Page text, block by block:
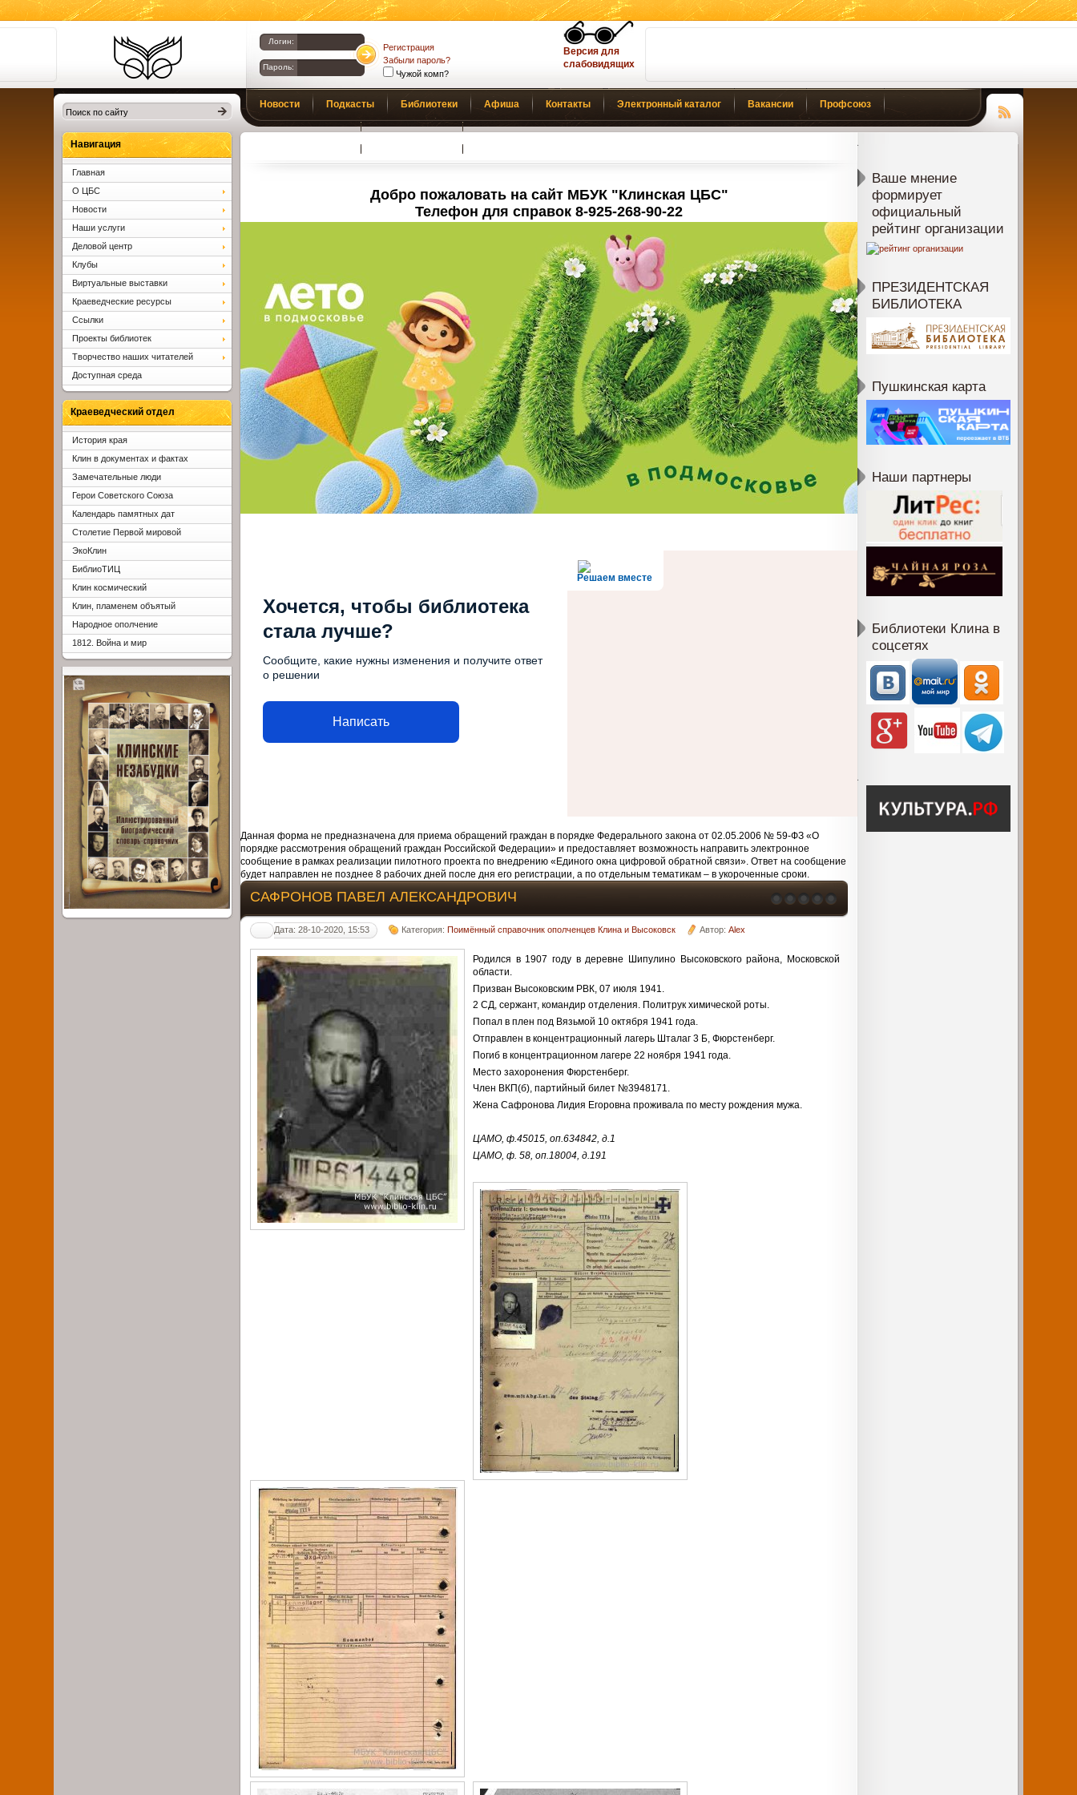
Библиотеки
Клина. Клинская
ЦБС.
Логин:
Пароль:
Регистрация
Забыли пароль?
Чужой комп?
Версия для
слабовидящих
Новости Подкасты Библиотеки Афиша Контакты Электронный каталог Вакансии Профсоюз
Чтение
Добро пожаловать на сайт МБУК "Клинская ЦБС"
Телефон для справок 8-925-268-90-22
Решаем вместе
Хочется, чтобы библиотека
стала лучше?
Сообщите, какие нужны изменения и получите ответ
о решении
Написать
Данная форма не предназначена для приема обращений граждан в порядке Федерального закона от 02.05.2006 № 59-ФЗ «О
порядке рассмотрения обращений граждан Российской Федерации» и предоставляет возможность направить электронное
сообщение в рамках реализации пилотного проекта по внедрению «Единого окна цифровой обратной связи». Ответ на сообщение
будет направлен не позднее 8 рабочих дней после дня его регистрации, а по отдельным тематикам – в укороченные сроки.
САФРОНОВ ПАВЕЛ АЛЕКСАНДРОВИЧ
Дата: 28-10-2020, 15:53 Категория:Поимённый справочник ополченцев Клина и Высоковск Автор:Alex
Родился в 1907 году в деревне Шипулино Высоковского района, Московской
области.
Призван Высоковским РВК, 07 июля 1941.
2 СД, сержант, командир отделения. Политрук химической роты.
Попал в плен под Вязьмой 10 октября 1941 года.
Отправлен в концентрационный лагерь Шталаг 3 Б, Фюрстенберг.
Погиб в концентрационном лагере 22 ноября 1941 года.
Место захоронения Фюрстенберг.
Член ВКП(б), партийный билет №3948171.
Жена Сафронова Лидия Егоровна проживала по месту рождения мужа.
ЦАМО, ф.45015, оп.634842, д.1
ЦАМО, ф. 58, оп.18004, д.191
Ваше мнение
формирует
официальный
рейтинг организации
ПРЕЗИДЕНТСКАЯ
БИБЛИОТЕКА
Пушкинская карта
Наши партнеры
Библиотеки Клина в
соцсетях
Навигация
Главная
О ЦБС
Новости
Наши услуги
Деловой центр
Клубы
Виртуальные выставки
Краеведческие ресурсы
Ссылки
Проекты библиотек
Творчество наших читателей
Доступная среда
Краеведческий отдел
История края
Клин в документах и фактах
Замечательные люди
Герои Советского Союза
Календарь памятных дат
Столетие Первой мировой
ЭкоКлин
БиблиоТИЦ
Клин космический
Клин, пламенем объятый
Народное ополчение
1812. Война и мир